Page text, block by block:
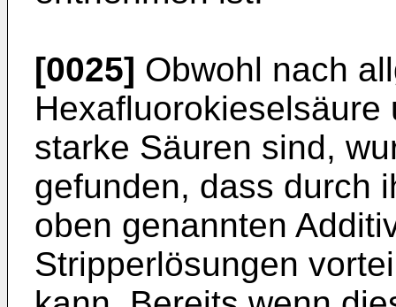
[0025] Obwohl nach
Hexafluorokieselsäure
starke Säuren sind,
gefunden, dass durch
oben genannten
Stripperlösungen